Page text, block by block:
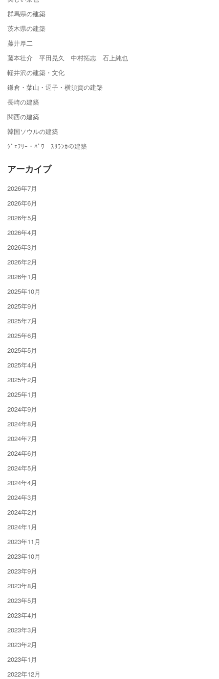
群馬県の建築
茨木県の建築
藤井厚二
藤本壮介 平田晃久 中村拓志 石上純也
軽井沢の建築・文化
鎌倉・葉山・逗子・横須賀の建築
長崎の建築
関西の建築
韓国ソウルの建築
ｼﾞｪﾌﾘｰ・ﾊﾞﾜ ｽﾘﾗﾝｶの建築
アーカイブ
2026年7月
2026年6月
2026年5月
2026年4月
2026年3月
2026年2月
2026年1月
2025年10月
2025年9月
2025年7月
2025年6月
2025年5月
2025年4月
2025年2月
2025年1月
2024年9月
2024年8月
2024年7月
2024年6月
2024年5月
2024年4月
2024年3月
2024年2月
2024年1月
2023年11月
2023年10月
2023年9月
2023年8月
2023年5月
2023年4月
2023年3月
2023年2月
2023年1月
2022年12月